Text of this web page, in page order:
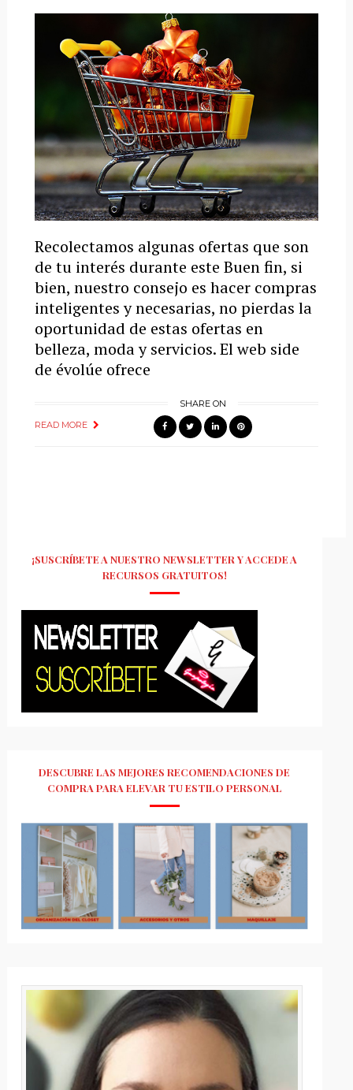
Recolectamos algunas ofertas que son
de tu interés durante este Buen fin, si
bien, nuestro consejo es hacer compras
inteligentes y necesarias, no pierdas la
oportunidad de estas ofertas en
belleza, moda y servicios. El web side
de évolúe ofrece
READ MORE
SHARE ON
¡SUSCRÍBETE A NUESTRO NEWSLETTER Y ACCEDE A
RECURSOS GRATUITOS!
DESCUBRE LAS MEJORES RECOMENDACIONES DE
COMPRA PARA ELEVAR TU ESTILO PERSONAL